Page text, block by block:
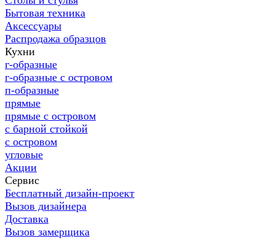
Бытовая техника
Аксессуары
Распродажа образцов
Кухни
г-образные
г-образные с островом
п-образные
прямые
прямые с островом
с барной стойкой
с островом
угловые
Акции
Сервис
Бесплатный дизайн-проект
Вызов дизайнера
Доставка
Вызов замерщика